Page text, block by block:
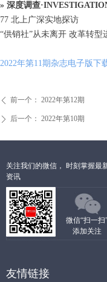
» 深度调查
77 北上广深实地探访
“供销社”从未离开 改革转
2022年第11期杂志电子版下
ꄴ 前一个： 2022年第12期
ꄲ 后一个： 2022年第10期
关注我们的微信， 时刻掌握最
资讯
微信“扫一扫
添加关注
友情链接